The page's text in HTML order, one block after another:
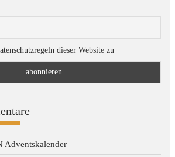
dieser Website zu
Adventskalender